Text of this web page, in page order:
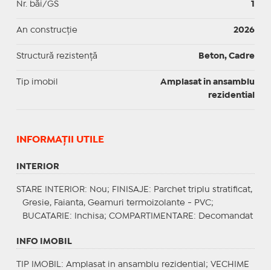
Nr. băi/GS 1
An construcție 2026
Structură rezistență Beton, Cadre
Tip imobil
Amplasat in ansamblu
rezidential
INFORMAŢII UTILE
INTERIOR
STARE INTERIOR: Nou; FINISAJE : Parchet triplu stratificat,
Gresie, Faianta, Geamuri termoizolante - PVC;
BUCATARIE : Inchisa; COMPARTIMENTARE : Decomandat
INFO IMOBIL
TIP IMOBIL : Amplasat in ansamblu rezidential; VECHIME